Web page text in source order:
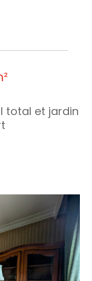
total et jardin